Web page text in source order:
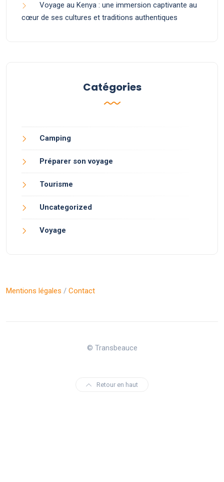
Voyage au Kenya : une immersion captivante au
cœur de ses cultures et traditions authentiques
Catégories
Camping
Préparer son voyage
Tourisme
Uncategorized
Voyage
Mentions légales / Contact
© Transbeauce
Retour en haut